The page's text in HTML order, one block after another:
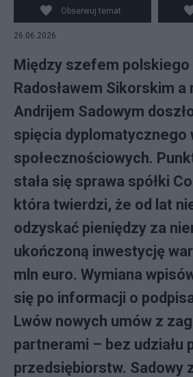
Obserwuj temat
26.06.2026
Między szefem polskiego
Radosławem Sikorskim a
Andrijem Sadowym
spięcia dyplomatycznego
społecznościowych.
stała się sprawa spółki
która twierdzi, że od lat
odzyskać pieniędzy za
ukończoną inwestycję
mln euro. Wymiana
się po informacji o
Lwów nowych umów z
partnerami – bez udziału
przedsiębiorstw. Sadowy